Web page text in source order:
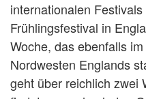
internationalen
Frühlingsfestival in
Woche, das ebenfalls
Nordwesten Englands
geht über reichlich zwei